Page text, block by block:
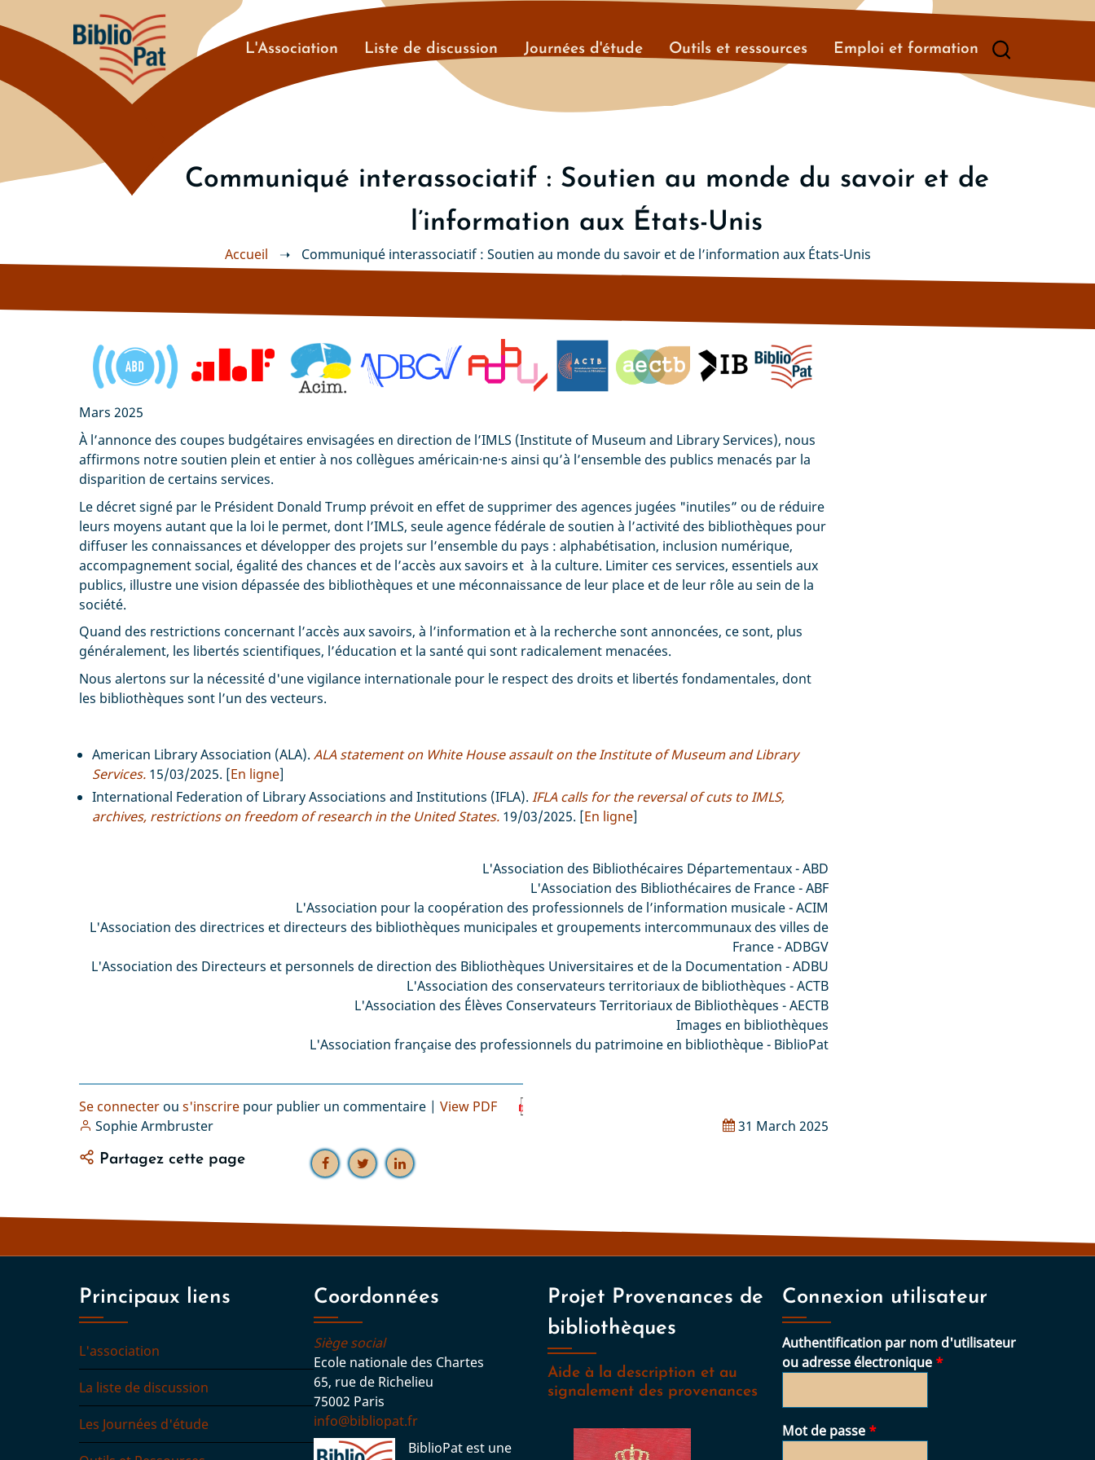
au
contenu
Navigation
principale
L'Association Liste de discussion Journées d'étude Outils et ressources Emploi et formation
Communiqué interassociatif : Soutien au monde du savoir et de
l’information aux États-Unis
Accueil ➝ Communiqué interassociatif : Soutien au monde du savoir et de l’information aux États-Unis
Mars 2025
À l’annonce des coupes budgétaires envisagées en direction de l’IMLS (Institute of Museum and Library Services), nous
affirmons notre soutien plein et entier à nos collègues américain·ne·s ainsi qu’à l’ensemble des publics menacés par la
disparition de certains services.
Le décret signé par le Président Donald Trump prévoit en effet de supprimer des agences jugées "inutiles” ou de réduire
leurs moyens autant que la loi le permet, dont l’IMLS, seule agence fédérale de soutien à l’activité des bibliothèques pour
diffuser les connaissances et développer des projets sur l’ensemble du pays : alphabétisation, inclusion numérique,
accompagnement social, égalité des chances et de l’accès aux savoirs et à la culture. Limiter ces services, essentiels aux
publics, illustre une vision dépassée des bibliothèques et une méconnaissance de leur place et de leur rôle au sein de la
société.
Quand des restrictions concernant l’accès aux savoirs, à l’information et à la recherche sont annoncées, ce sont, plus
généralement, les libertés scientifiques, l’éducation et la santé qui sont radicalement menacées.
Nous alertons sur la nécessité d'une vigilance internationale pour le respect des droits et libertés fondamentales, dont
les bibliothèques sont l’un des vecteurs.
American Library Association (ALA). ALA statement on White House assault on the Institute of Museum and Library
Services. 15/03/2025. [En ligne]
International Federation of Library Associations and Institutions (IFLA). IFLA calls for the reversal of cuts to IMLS,
archives, restrictions on freedom of research in the United States. 19/03/2025. [En ligne]
L'Association des Bibliothécaires Départementaux - ABD
L'Association des Bibliothécaires de France - ABF
L'Association pour la coopération des professionnels de l’information musicale - ACIM
L'Association des directrices et directeurs des bibliothèques municipales et groupements intercommunaux des villes de
France - ADBGV
L'Association des Directeurs et personnels de direction des Bibliothèques Universitaires et de la Documentation - ADBU
L'Association des conservateurs territoriaux de bibliothèques - ACTB
L'Association des Élèves Conservateurs Territoriaux de Bibliothèques - AECTB
Images en bibliothèques
L'Association française des professionnels du patrimoine en bibliothèque - BiblioPat
Se connecter ou s'inscrire pour publier un commentaire
View PDF
Sophie Armbruster
31 March 2025
Partagez cette page
Principaux liens
L'association
La liste de discussion
Les Journées d'étude
Coordonnées
Siège social
Ecole nationale des Chartes
65, rue de Richelieu
75002 Paris
info@bibliopat.fr
BiblioPat est une
Projet Provenances de
bibliothèques
Aide à la description et au
signalement des provenances
Connexion utilisateur
Authentification par nom d'utilisateur
ou adresse électronique
Mot de passe